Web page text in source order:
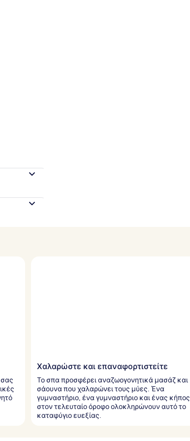
σας
Χαλαρώστε και επαναφορτιστείτε
Το σπα προσφέρει αναζωογονητικά μασάζ και
σάουνα που χαλαρώνει τους μύες. Ένα
γυμναστήριο, ένα γυμναστήριο και ένας κήπος
στον τελευταίο όροφο ολοκληρώνουν αυτό το
καταφύγιο ευεξίας.